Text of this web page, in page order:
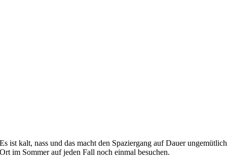
Es ist kalt, nass und das macht den Spaziergang auf Dauer
Ort im Sommer auf jeden Fall noch einmal besuchen.